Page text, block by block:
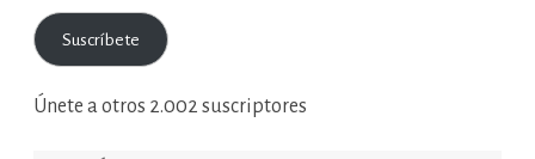
correo
electrónico
Suscríbete
Únete a otros 2.002 suscriptores